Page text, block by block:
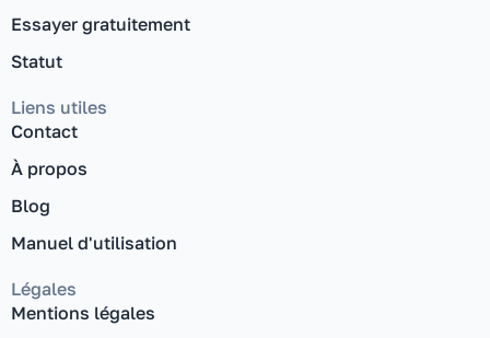
Essayer gratuitement
Statut
Liens utiles
Contact
À propos
Blog
Manuel d'utilisation
Légales
Mentions légales